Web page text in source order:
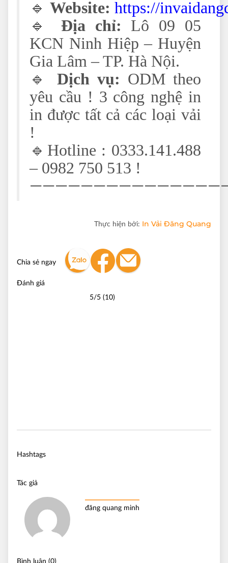
🔹 Website: https://
🔹 Địa chỉ: Lô 09 05
KCN Ninh Hiệp – Huyện
Gia Lâm – TP. Hà Nội.
🔹 Dịch vụ: ODM theo
yêu cầu ! 3 công nghệ in
in được tất cả các loại vải
!
🔹Hotline : 0333.141.488
– 0982 750 513 !
Thực hiện bởi: In Vải Đăng Quang
Chia sẻ ngay
Đánh giá
5/5 (10)
Hashtags
Tác giả
đăng quang minh